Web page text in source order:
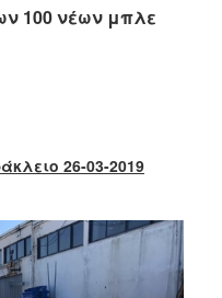
100 νέων μπλε
26-03-2019